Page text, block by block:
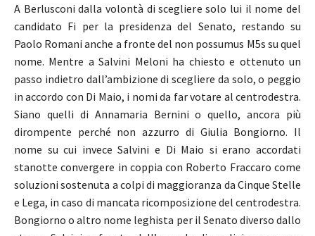
A Berlusconi dalla volontà di scegliere solo lui il nome del
candidato Fi per la presidenza del Senato, restando su
Paolo Romani anche a fronte del non possumus M5s su quel
nome. Mentre a Salvini Meloni ha chiesto e ottenuto un
passo indietro dall’ambizione di scegliere da solo, o peggio
in accordo con Di Maio, i nomi da far votare al centrodestra.
Siano quelli di Annamaria Bernini o quello, ancora più
dirompente perché non azzurro di Giulia Bongiorno. Il
nome su cui invece Salvini e Di Maio si erano accordati
stanotte convergere in coppia con Roberto Fraccaro come
soluzioni sostenuta a colpi di maggioranza da Cinque Stelle
e Lega, in caso di mancata ricomposizione del centrodestra.
Bongiorno o altro nome leghista per il Senato diverso dallo